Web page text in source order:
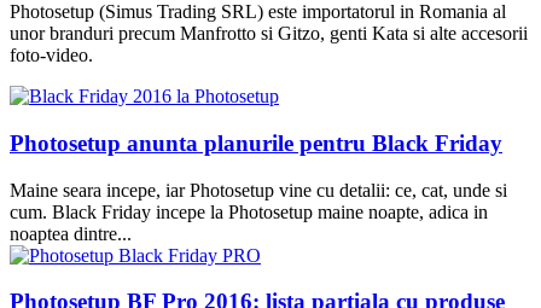
Photosetup (Simus Trading SRL) este importatorul in Romania al
unor branduri precum Manfrotto si Gitzo, genti Kata si alte accesorii
foto-video.
Photosetup anunta planurile pentru Black Friday
Maine seara incepe, iar Photosetup vine cu detalii: ce, cat, unde si
cum. Black Friday incepe la Photosetup maine noapte, adica in
noaptea dintre...
Photosetup BF Pro 2016: lista partiala cu produse